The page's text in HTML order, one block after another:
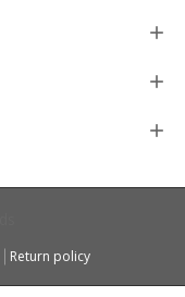
Return policy